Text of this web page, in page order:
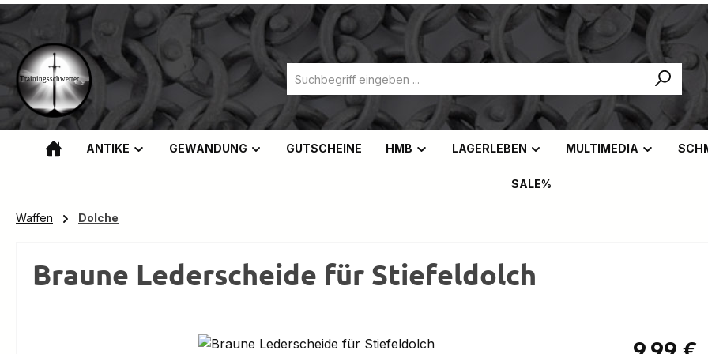
Hauptinhalt springen
Zur Suche springen
Zur Hauptnavigation springen
ANTIKE GEWANDUNG GUTSCHEINE HMB LAGERLEBEN MULTIMEDIA
SALE%
Waffen Dolche
Braune Lederscheide für Stiefeldolch
Regulärer